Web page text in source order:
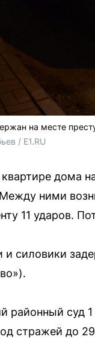
на месте
/ E1.RU
дома
ними
11 ударов.
силовики
районный суд
стражей до 29